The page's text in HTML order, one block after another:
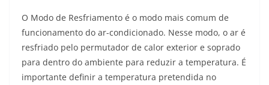
O Modo de Resfriamento é o modo mais comum de
funcionamento do ar-condicionado. Nesse modo, o ar é
resfriado pelo permutador de calor exterior e soprado
para dentro do ambiente para reduzir a temperatura. É
importante definir a temperatura pretendida no